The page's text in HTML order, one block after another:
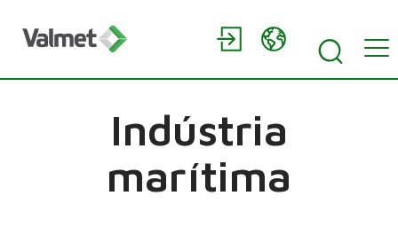
Indústria
marítima